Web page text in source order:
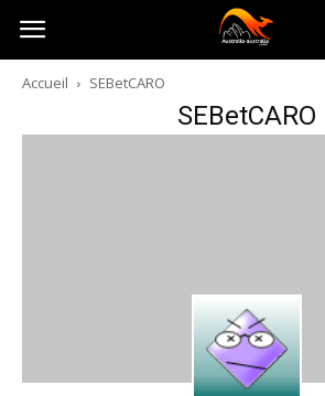
Australia-
australie.com
Accueil SEBetCARO
SEBetCARO